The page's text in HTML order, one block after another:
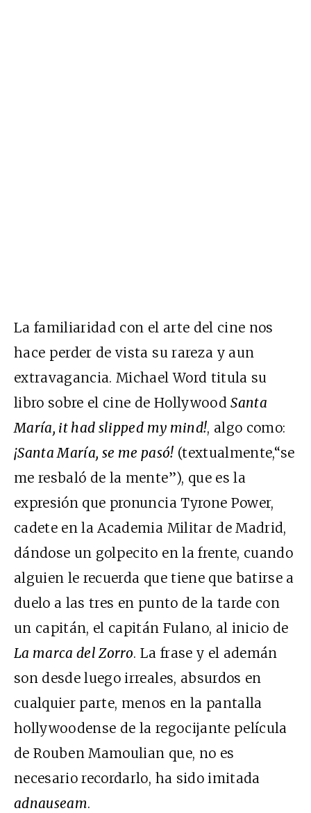
La familiaridad con el arte del cine nos
hace perder de vista su rareza y aun
extravagancia. Michael Word titula su
libro sobre el cine de HollywoodSanta
María, it had slipped my mind!, algo como:
¡Santa María, se me pasó! (textualmente,“se
me resbaló de la mente”), que es la
expresión que pronuncia Tyrone Power,
cadete en la Academia Militar de Madrid,
dándose un golpecito en la frente, cuando
alguien le recuerda que tiene que batirse a
duelo a las tres en punto de la tarde con
un capitán, el capitán Fulano, al inicio de
La marca del Zorro. La frase y el ademán
son desde luego irreales, absurdos en
cualquier parte, menos en la pantalla
hollywoodense de la regocijante película
de Rouben Mamoulian que, no es
necesario recordarlo, ha sido imitada
adnauseam.